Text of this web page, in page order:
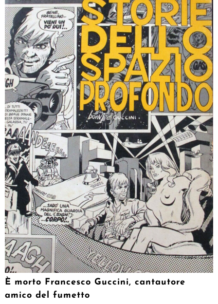
È morto Francesco Guccini, cantautore
amico del fumetto